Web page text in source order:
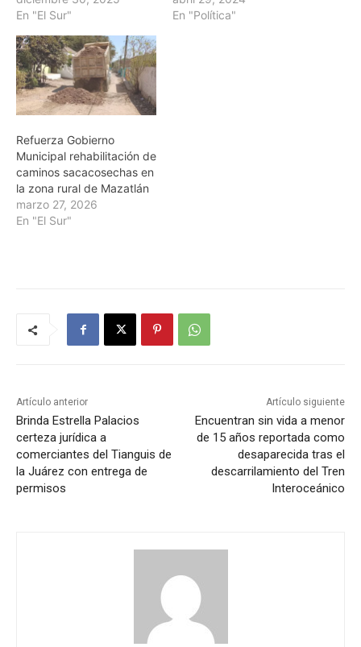
En "El Sur"
En "Política"
Refuerza Gobierno
Municipal rehabilitación de
caminos sacacosechas en
la zona rural de Mazatlán
marzo 27, 2026
En "El Sur"
Artículo anterior
Brinda Estrella Palacios
certeza jurídica a
comerciantes del Tianguis de
la Juárez con entrega de
permisos
Artículo siguiente
Encuentran sin vida a menor
de 15 años reportada como
desaparecida tras el
descarrilamiento del Tren
Interoceánico